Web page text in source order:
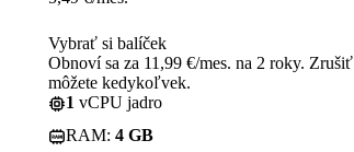
Vybrať si balíček
Obnoví sa za 11,99 €/mes. na 2 roky. Zrušiť
môžete kedykoľvek.
1 vCPU jadro
RAM: 4 GB